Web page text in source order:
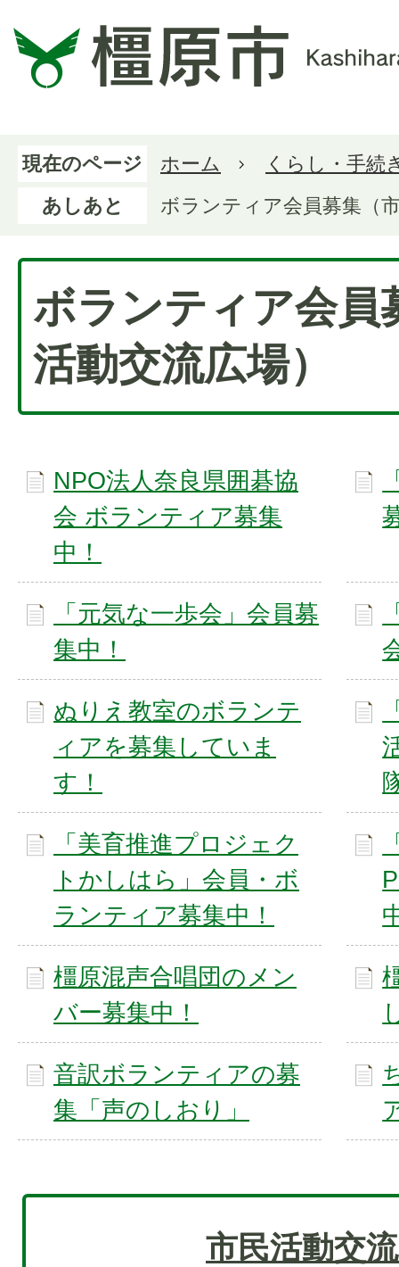
現在のページ ホーム
くらし・手続
あしあと
ボランティア会員募集（
ボランティア会員
活動交流広場）
NPO法人奈良県囲碁協
会 ボランティア募集
中！
「元気な一歩会」会員募
集中！
ぬりえ教室のボランテ
ィアを募集していま
す！
「美育推進プロジェク
トかしはら」会員・ボ
ランティア募集中！
橿原混声合唱団のメン
バー募集中！
音訳ボランティアの募
集「声のしおり」
市民活動交